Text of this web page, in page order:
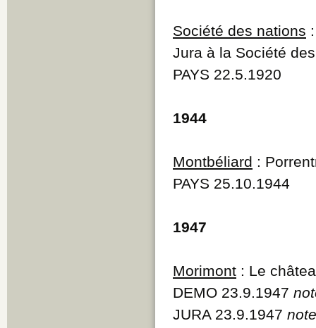
Société des nations
Jura à la Société
PAYS 22.5.1920
1944
Montbéliard :
PAYS 25.10.1944
1947
Morimont : Le
DEMO 23.9.1947
JURA 23.9.1947